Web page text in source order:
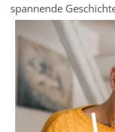
spannende